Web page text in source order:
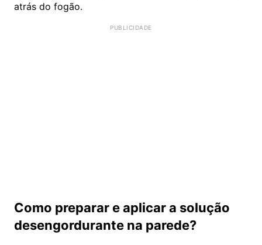
atrás do fogão.
Como preparar e aplicar a solução
desengordurante na parede?